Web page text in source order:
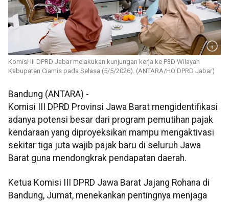
Komisi III DPRD Jabar melakukan kunjungan kerja ke P3D Wilayah
Kabupaten Ciamis pada Selasa (5/5/2026). (ANTARA/HO DPRD Jabar)
Bandung (ANTARA) -
Komisi III DPRD Provinsi Jawa Barat mengidentifikasi
adanya potensi besar dari program pemutihan pajak
kendaraan yang diproyeksikan mampu mengaktivasi
sekitar tiga juta wajib pajak baru di seluruh Jawa
Barat guna mendongkrak pendapatan daerah.
Ketua Komisi III DPRD Jawa Barat Jajang Rohana di
Bandung, Jumat, menekankan pentingnya menjaga